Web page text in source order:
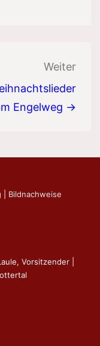
Weiter
Engelweg →
Bildnachweise
Vorsitzender |